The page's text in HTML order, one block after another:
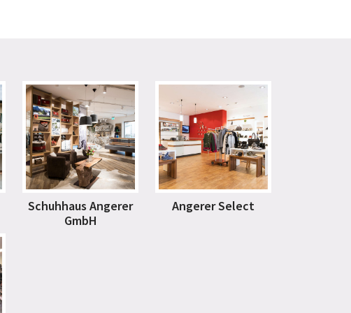
Schuhhaus Angerer
GmbH
Angerer Select